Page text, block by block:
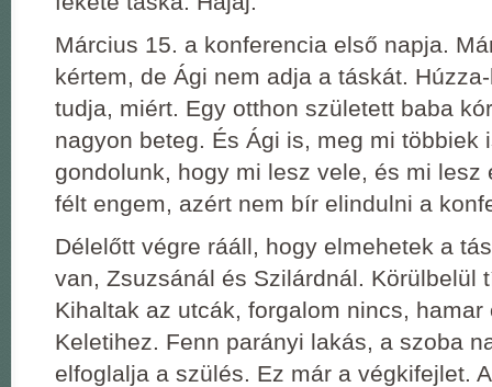
Március 15. a konferencia első napja.
kértem, de Ági nem adja a táskát.
tudja, miért. Egy otthon született baba
nagyon beteg. És Ági is, meg mi többiek
gondolunk, hogy mi lesz vele, és mi lesz
félt engem, azért nem bír elindulni a
Délelőtt végre rááll, hogy elmehetek a
van, Zsuzsánál és Szilárdnál. Körülbelül
Kihaltak az utcák, forgalom nincs, hamar
Keletihez. Fenn parányi lakás, a szoba
elfoglalja a szülés. Ez már a végkifejlet.